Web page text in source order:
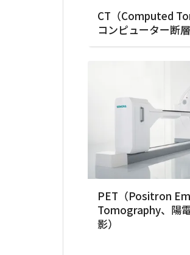
CT（Computed
コンピューター断
PET（Positron
Tomography、陽
影）